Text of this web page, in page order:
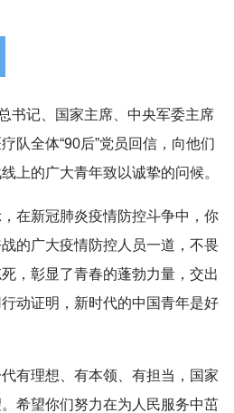
书记、国家主席、中央军委主席
队全体“90后”党员回信，向他们
上的广大青年致以诚挚的问候。
在新冠肺炎疫情防控斗争中，你
的广大疫情防控人员一道，不畏
，彰显了青春的蓬勃力量，交出
动证明，新时代的中国青年是好
有理想、有本领、有担当，国家
希望你们努力在为人民服务中茁